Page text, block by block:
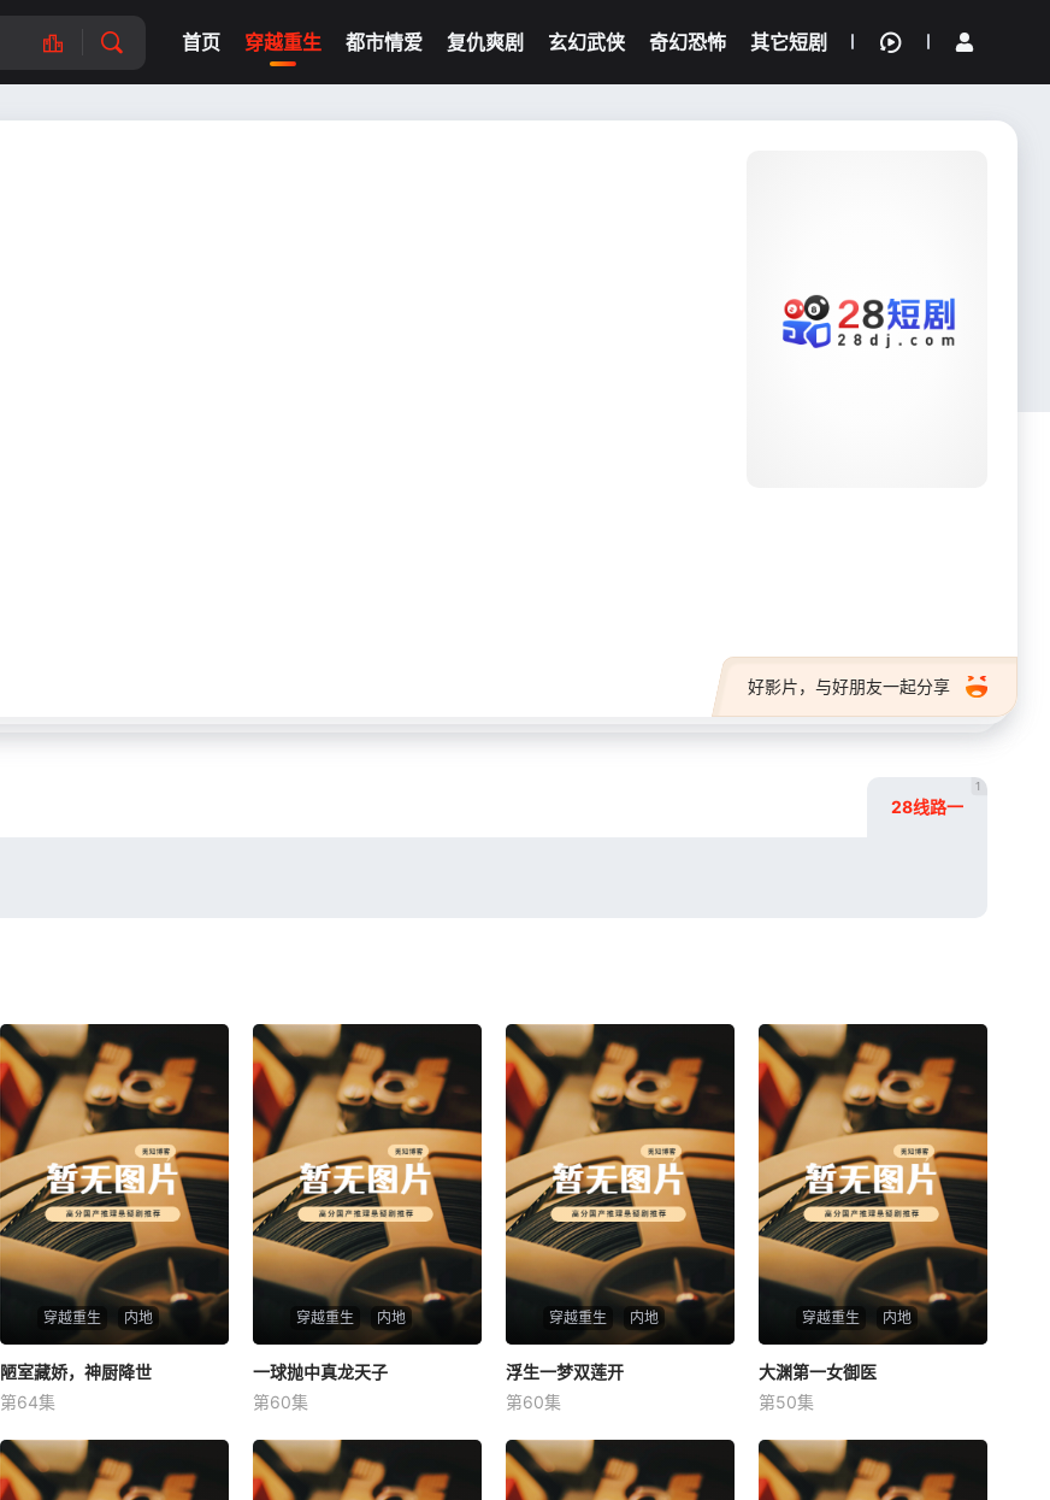
首页 穿越重生 都市情爱 复仇爽剧 玄幻武侠 奇幻恐怖 其它短剧
我的观影记录
好影片，与好朋友一起分享
28线路一
1
穿越重生 内地
陋室藏娇，神厨降世
未知
陋室藏娇，神厨降世
第64集
穿越重生 内地
一球抛中真龙天子
未知
一球抛中真龙天子
第60集
穿越重生 内地
浮生一梦双莲开
未知
浮生一梦双莲开
第60集
穿越重生 内地
大渊第一女御医
未知
大渊第一女御医
第50集